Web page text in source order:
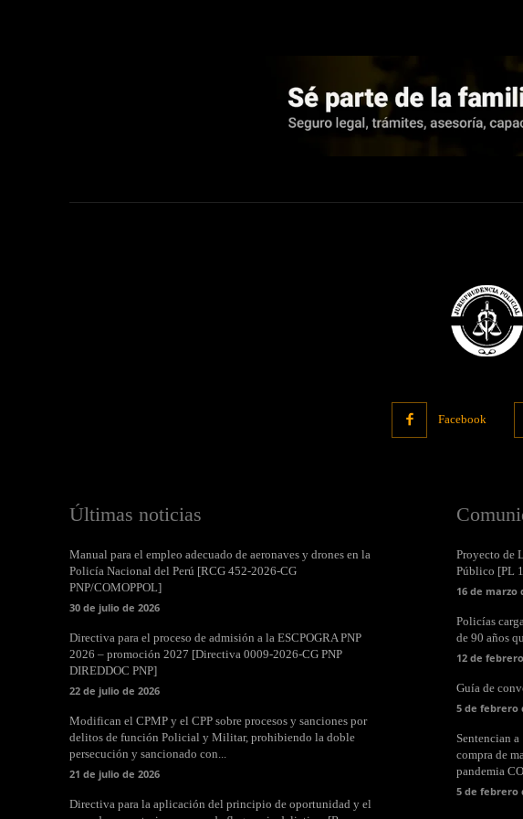
Facebook
Últimas noticias
Manual para el empleo adecuado de aeronaves y drones en la
Policía Nacional del Perú [RCG 452-2026-CG
PNP/COMOPPOL]
30 de julio de 2026
Directiva para el proceso de admisión a la ESCPOGRA PNP
2026 – promoción 2027 [Directiva 0009-2026-CG PNP
DIREDDOC PNP]
22 de julio de 2026
Modifican el CPMP y el CPP sobre procesos y sanciones por
delitos de función Policial y Militar, prohibiendo la doble
persecución y sancionado con...
21 de julio de 2026
Directiva para la aplicación del principio de oportunidad y el
Proyecto de
Público [PL
16 de marzo
Policías
de 90 años
12 de
Guía de
5 de febrero
Sentencian
compra de
pandemia
5 de febrero